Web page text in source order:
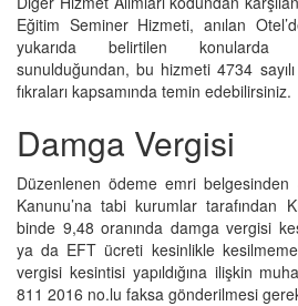
Eğitim Seminer Hizmeti, anılan
yukarıda belirtilen konularda
sunulduğundan, bu hizmeti 4734
fıkraları kapsamında temin edebilirsiniz.
Damga Vergisi
Düzenlenen ödeme emri belgesinden
Kanunu’na tabi kurumlar tarafından
binde 9,48 oranında damga vergisi
ya da EFT ücreti kesinlikle
vergisi kesintisi yapıldığına ilişkin
811 2016 no.lu faksa gönderilmesi